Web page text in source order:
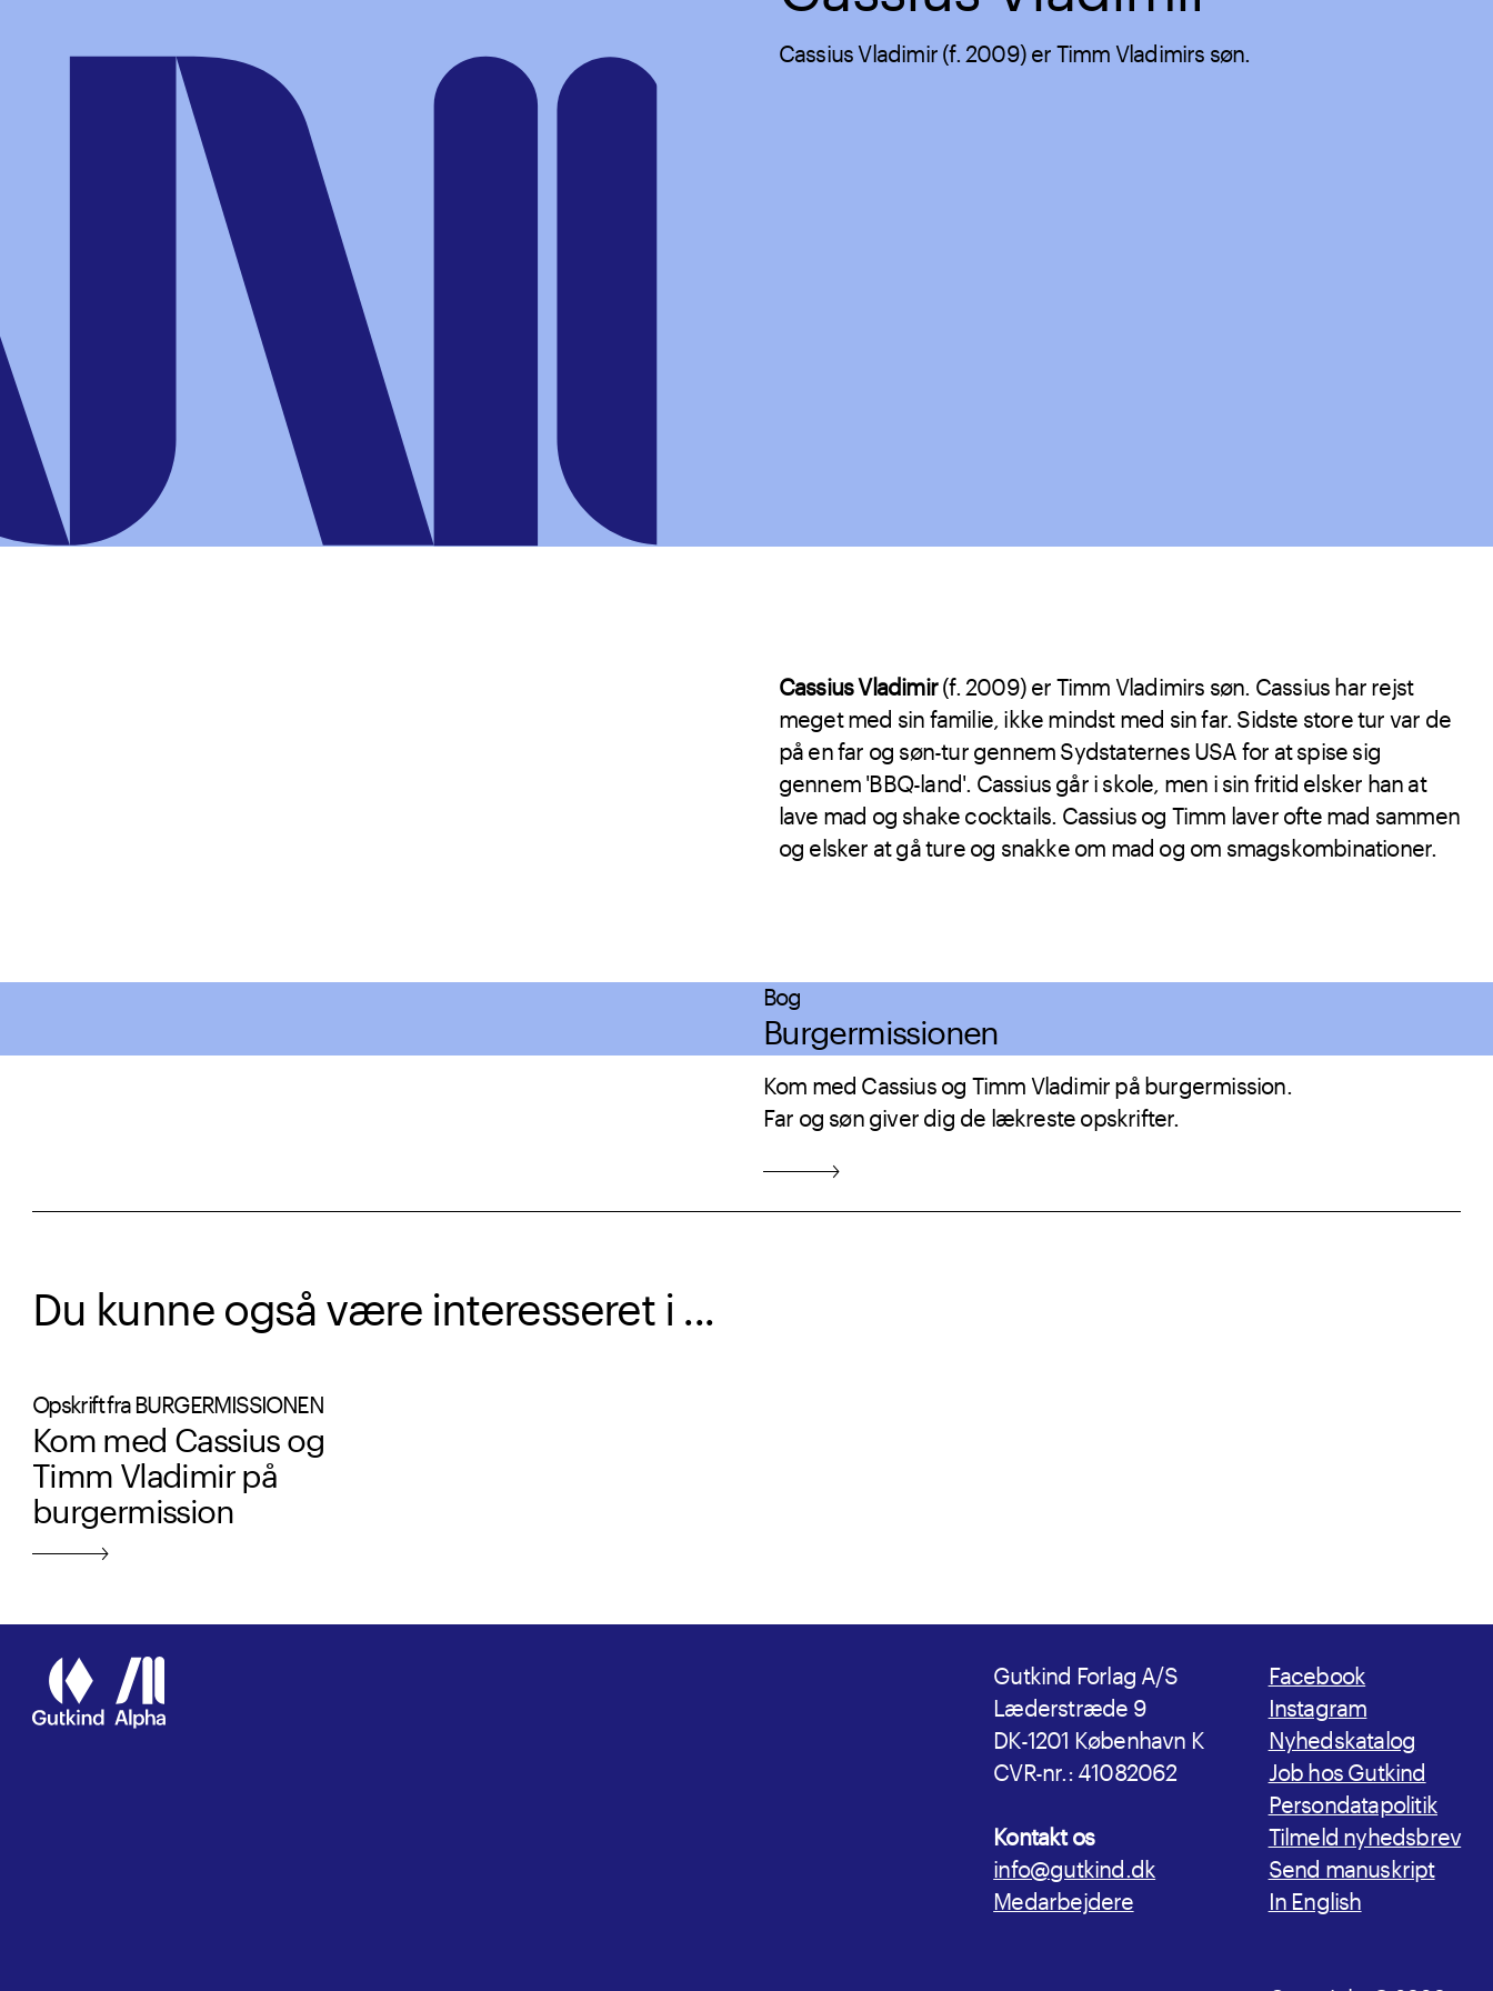
Cassius Vladimir (f. 2009) er Timm Vladimirs søn.
Cassius Vladimir(f. 2009) er Timm Vladimirs søn. Cassius har rejst
meget med sin familie, ikke mindst med sin far. Sidste store tur var de
på en far og søn-tur gennem Sydstaternes USA for at spise sig
gennem 'BBQ-land'. Cassius går i skole, men i sin fritid elsker han at
lave mad og shake cocktails. Cassius og Timm laver ofte mad sammen
og elsker at gå ture og snakke om mad og om smagskombinationer.
Bog
Burgermissionen
Kom med Cassius og Timm Vladimir på burgermission.
Far og søn giver dig de lækreste opskrifter.
Du kunne også være interesseret i ...
Opskrift fra BURGERMISSIONEN
Kom med Cassius og
Timm Vladimir på
burgermission
Gutkind Forlag A/S
Læderstræde 9
DK-1201 København K
CVR-nr.: 41082062
Kontakt os
info@gutkind.dk
Medarbejdere
Facebook
Instagram
Nyhedskatalog
Job hos Gutkind
Persondatapolitik
Tilmeld nyhedsbrev
Send manuskript
In English